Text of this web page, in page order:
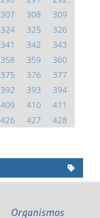
307 308
309
324 325
326
341 342
343
358 359
360
375 376
377
392 393
394
409 410
411
426 427
428
Organismos